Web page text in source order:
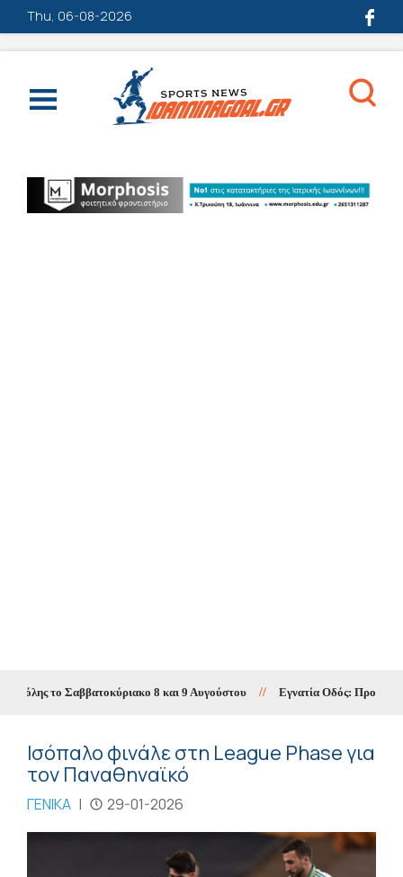
Thu, 06-08-2026
το Σαββατοκύριακο 8 και 9 Αυγούστου // Εγνατία Οδός: Προσωρινές
Ισόπαλο φινάλε στη League Phase για
τον Παναθηναϊκό
ΓΕΝΙΚΑ | 29-01-2026